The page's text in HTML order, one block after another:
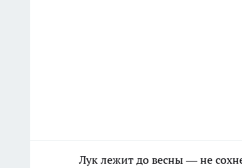
Лук лежит до весны — не